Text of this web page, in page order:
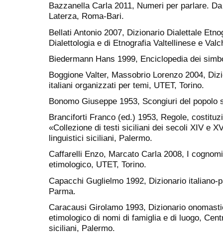
Bazzanella Carla 2011, Numeri per parlare. Da
Laterza, Roma-Bari.
Bellati Antonio 2007, Dizionario Dialettale
Dialettologia e di Etnografia Valtellinese e
Biedermann Hans 1999, Enciclopedia dei
Boggione Valter, Massobrio Lorenzo 2004,
italiani organizzati per temi, UTET, Torino.
Bonomo Giuseppe 1953, Scongiuri del
Branciforti Franco (ed.) 1953, Regole,
«Collezione di testi siciliani dei secoli XIV e
linguistici siciliani, Palermo.
Caffarelli Enzo, Marcato Carla 2008, I
etimologico, UTET, Torino.
Capacchi Guglielmo 1992, Dizionario italiano-
Parma.
Caracausi Girolamo 1993, Dizionario
etimologico di nomi di famiglia e di luogo,
siciliani, Palermo.